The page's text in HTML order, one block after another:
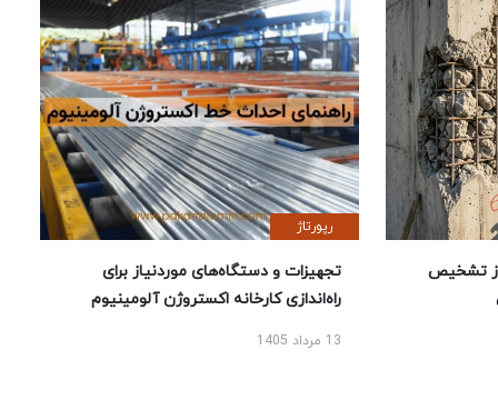
تشخیص
رپورتاژ
تجهیزات و دستگاه‌های موردنیاز برای
راه‌اندازی کارخانه اکستروژن آلومینیوم
13 مرداد 1405